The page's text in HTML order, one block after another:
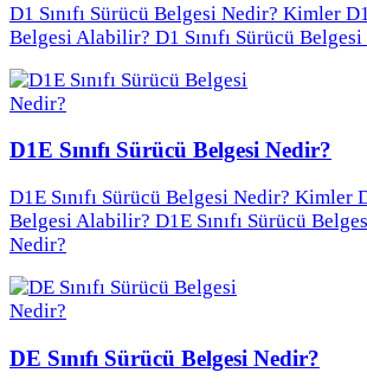
D1 Sınıfı Sürücü Belgesi Nedir? Kimler
Belgesi Alabilir? D1 Sınıfı Sürücü Belgesi
D1E Sınıfı Sürücü Belgesi Nedir?
D1E Sınıfı Sürücü Belgesi Nedir? Kimler
Belgesi Alabilir? D1E Sınıfı Sürücü
Nedir?
DE Sınıfı Sürücü Belgesi Nedir?